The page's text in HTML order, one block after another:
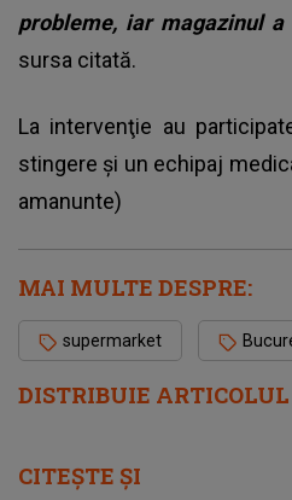
DISTRIBUIE ARTICOLUL
probleme, iar magazinul a
sursa citată.
La intervenţie au
stingere şi un echipaj
amanunte)
MAI MULTE DESPRE:
supermarket
CITEȘTE ȘI